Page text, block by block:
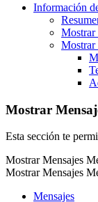
Información
Mostrar
Mostrar
Mostrar
Esta sección te
Mostrar Mensajes
Mostrar Mensajes
Mensajes